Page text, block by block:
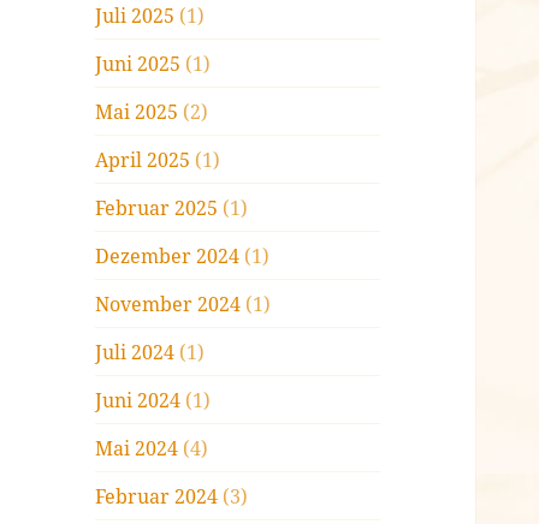
Juli 2025 (1)
Juni 2025 (1)
Mai 2025 (2)
April 2025 (1)
Februar 2025 (1)
Dezember 2024 (1)
November 2024 (1)
Juli 2024 (1)
Juni 2024 (1)
Mai 2024 (4)
Februar 2024 (3)